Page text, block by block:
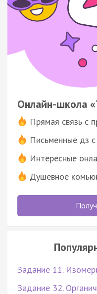
Онлайн-школа
Прямая связь с
Письменные дз
Интересные
Душевное
Задание 11.
Задание 32.